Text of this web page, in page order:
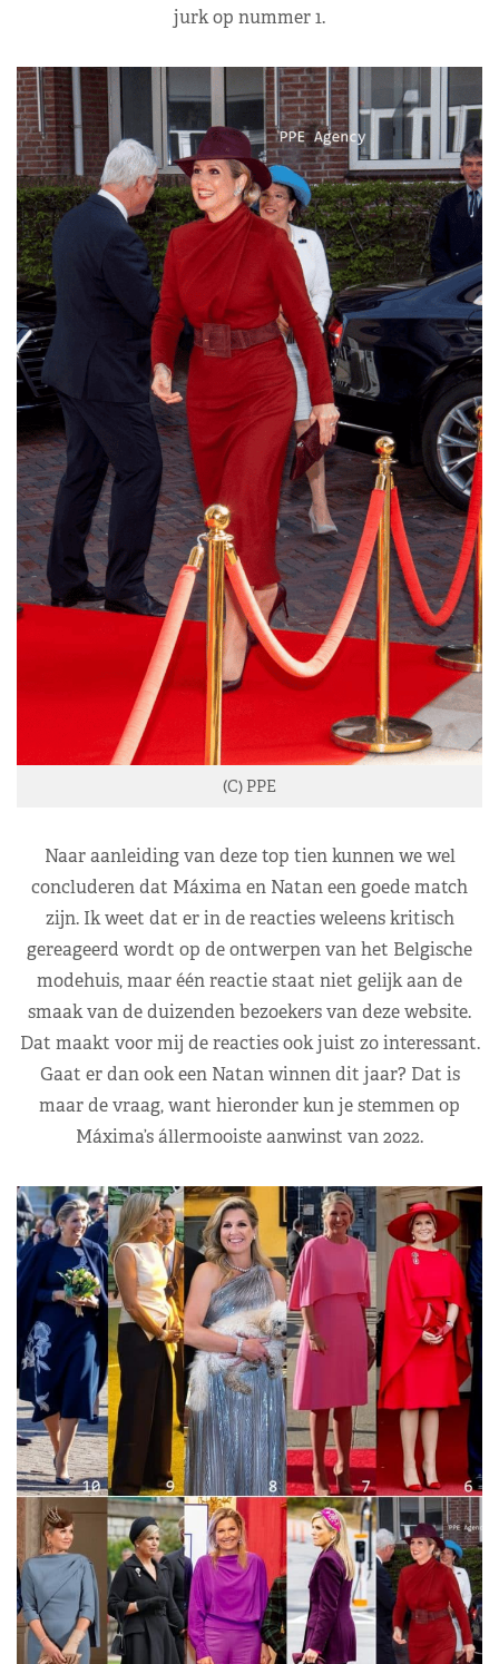
jurk op nummer 1.
(C) PPE
Naar aanleiding van deze top tien kunnen we wel
concluderen dat Máxima en Natan een goede match
zijn. Ik weet dat er in de reacties weleens kritisch
gereageerd wordt op de ontwerpen van het Belgische
modehuis, maar één reactie staat niet gelijk aan de
smaak van de duizenden bezoekers van deze website.
Dat maakt voor mij de reacties ook juist zo interessant.
Gaat er dan ook een Natan winnen dit jaar? Dat is
maar de vraag, want hieronder kun je stemmen op
Máxima’s állermooiste aanwinst van 2022.